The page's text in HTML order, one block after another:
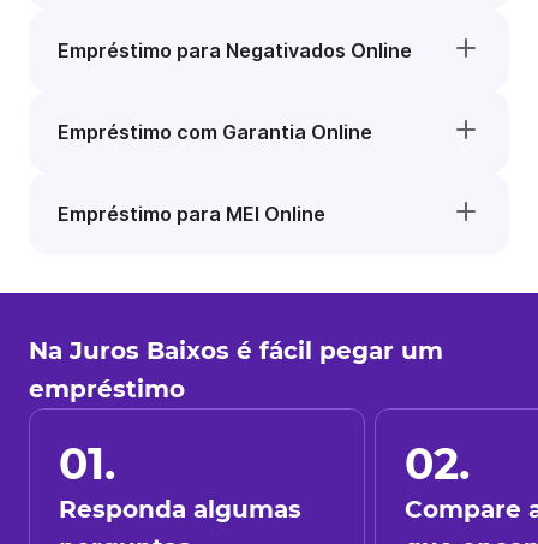
Empréstimo para Negativados Online
Empréstimo com Garantia Online
Empréstimo para MEI Online
Na Juros Baixos é fácil pegar um
empréstimo
01.
Responda algumas
02.
Compare